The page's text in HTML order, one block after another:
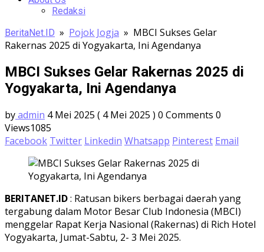
Redaksi
BeritaNet.ID » Pojok Jogja » MBCI Sukses Gelar
Rakernas 2025 di Yogyakarta, Ini Agendanya
MBCI Sukses Gelar Rakernas 2025 di
Yogyakarta, Ini Agendanya
byadmin 4 Mei 2025 ( 4 Mei 2025 ) 0 Comments 0
Views1085
Facebook Twitter Linkedin Whatsapp Pinterest Email
BERITANET.ID: Ratusan bikers berbagai daerah yang
tergabung dalam Motor Besar Club Indonesia (MBCI)
menggelar Rapat Kerja Nasional (Rakernas) di Rich Hotel
Yogyakarta, Jumat-Sabtu, 2- 3 Mei 2025.